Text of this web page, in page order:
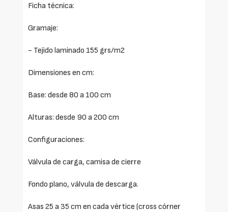
Ficha técnica:
Gramaje:
- Tejido laminado 155 grs/m2
Dimensiones en cm:
Base: desde 80 a 100 cm
Alturas: desde 90 a 200 cm
Configuraciones:
Válvula de carga, camisa de cierre
Fondo plano, válvula de descarga.
Asas 25 a 35 cm en cada vértice (cross córner